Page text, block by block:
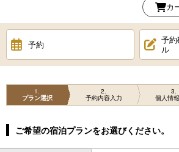
カ
予約
予
ル
1
プラン選択
2
予約内容入力
3
個人情
ご希望の宿泊プランをお選びください。